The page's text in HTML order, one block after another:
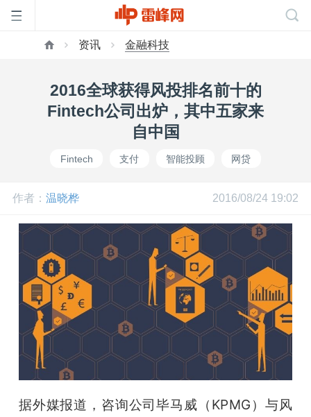
页
网
公
开
课
资讯 金融科技
2016全球获得风投排名前十的
Fintech公司出炉，其中五家来
自中国
Fintech 支付 智能投顾 网贷
作者： 温晓桦 2016/08/24 19:02
据外媒报道，咨询公司毕马威（KPMG）与风